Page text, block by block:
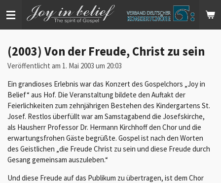
Zum
Hauptinhalt
springen
(2003) Von der Freude, Christ zu sein
Veröffentlicht am 1. Mai 2003 um 20:03
Ein grandioses Erlebnis war das Konzert des Gospelchors „Joy in
Belief“ aus Hof. Die Veranstaltung bildete den Auftakt der
Feierlichkeiten zum zehnjährigen Bestehen des Kindergartens St.
Josef. Restlos überfüllt war am Samstagabend die Josefskirche,
als Hausherr Professor Dr. Hermann Kirchhoff den Chor und die
erwartungsfrohen Gäste begrüßte. Gospel ist nach den Worten
des Geistlichen „die Freude Christ zu sein und diese Freude durch
Gesang gemeinsam auszuleben.“
Und diese Freude auf das Publikum zu übertragen, ist dem Chor